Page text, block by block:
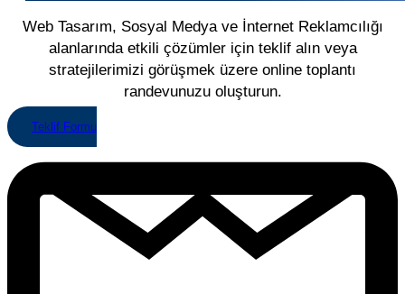
Web Tasarım, Sosyal Medya ve İnternet Reklamcılığı
alanlarında etkili çözümler için teklif alın veya
stratejilerimizi görüşmek üzere online toplantı
randevunuzu oluşturun.
Teklif Formu